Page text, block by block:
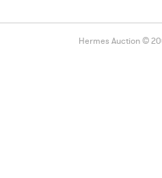
Hermes Auction ©